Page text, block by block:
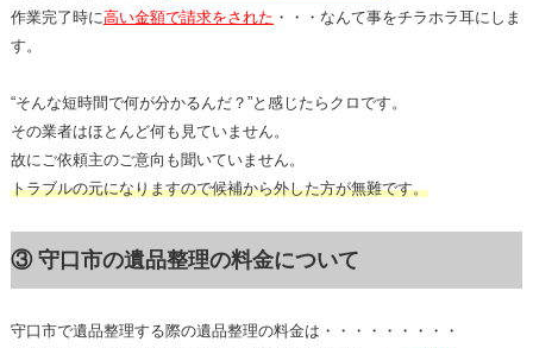
作業完了時に高い金額で請求をされた ・・・なんて事をチラホラ耳にしま
す。
“そんな短時間で何が分かるんだ？”と感じたらクロです。
その業者はほとんど何も見ていません。
故にご依頼主のご意向も聞いていません。
トラブルの元になりますので候補から外した方が無難です。
③ 守口市の遺品整理の料金について
守口市で遺品整理する際の遺品整理の料金は・・・・・・・・・